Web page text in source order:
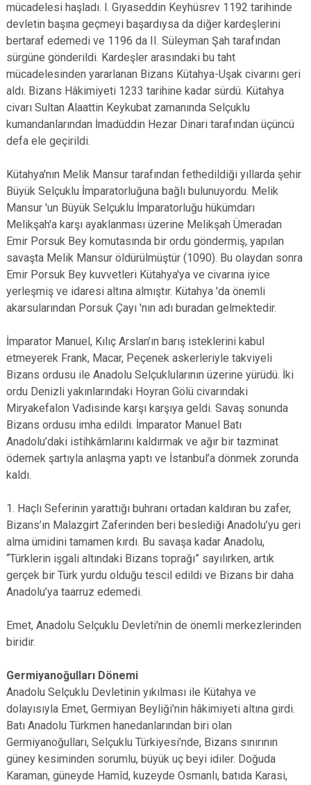
mücadelesi haşladı. l. Gıyaseddin Keyhüsrev 1192 tarihinde
devletin başına geçmeyi başardıysa da diğer kardeşlerini
bertaraf edemedi ve 1196 da II. Süleyman Şah tarafından
sürgüne gönderildi. Kardeşler arasındaki bu taht
mücadelesinden yararlanan Bizans Kütahya-Uşak civarını geri
aldı. Bizans Hâkimiyeti 1233 tarihine kadar sürdü. Kütahya
civarı Sultan Alaattin Keykubat zamanında Selçuklu
kumandanlarından İmadüddin Hezar Dinari tarafından üçüncü
defa ele geçirildi.
Kütahya'nın Melik Mansur tarafından fethedildiği yıllarda şehir
Büyük Selçuklu İmparatorluğuna bağlı bulunuyordu. Melik
Mansur 'un Büyük Selçuklu İmparatorluğu hükümdarı
Melikşah'a karşı ayaklanması üzerine Melikşah Ümeradan
Emir Porsuk Bey komutasında bir ordu göndermiş, yapılan
savaşta Melik Mansur öldürülmüştür (1090). Bu olaydan sonra
Emir Porsuk Bey kuvvetleri Kütahya'ya ve civarına iyice
yerleşmiş ve idaresi altına almıştır. Kütahya 'da önemli
akarsularından Porsuk Çayı 'nın adı buradan gelmektedir.
İmparator Manuel, Kılıç Arslan’ın barış isteklerini kabul
etmeyerek Frank, Macar, Peçenek askerleriyle takviyeli
Bizans ordusu ile Anadolu Selçuklularının üzerine yürüdü. İki
ordu Denizli yakınlarındaki Hoyran Gölü civarındaki
Miryakefalon Vadisinde karşı karşıya geldi. Savaş sonunda
Bizans ordusu imha edildi. İmparator Manuel Batı
Anadolu’daki istihkâmlarını kaldırmak ve ağır bir tazminat
ödemek şartıyla anlaşma yaptı ve İstanbul’a dönmek zorunda
kaldı.
1. Haçlı Seferinin yarattığı buhranı ortadan kaldıran bu zafer,
Bizans’ın Malazgirt Zaferinden beri beslediği Anadolu’yu geri
alma ümidini tamamen kırdı. Bu savaşa kadar Anadolu,
“Türklerin işgali altındaki Bizans toprağı” sayılırken, artık
gerçek bir Türk yurdu olduğu tescil edildi ve Bizans bir daha
Anadolu’ya taarruz edemedi.
Emet, Anadolu Selçuklu Devleti'nin de önemli merkezlerinden
biridir.
Germiyanoğulları Dönemi
Anadolu Selçuklu Devletinin yıkılması ile Kütahya ve
dolayısıyla Emet, Germiyan Beyliği'nin hâkimiyeti altına girdi.
Batı Anadolu Türkmen hanedanlarından biri olan
Germiyanoğulları, Selçuklu Türkiyesi'nde, Bizans sınırının
güney kesiminden sorumlu, büyük uç beyi idiler. Doğuda
Karaman, güneyde Hamîd, kuzeyde Osmanlı, batıda Karasi,